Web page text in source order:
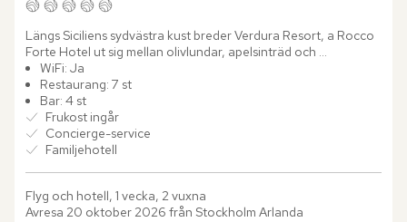
Längs Siciliens sydvästra kust breder Verdura Resort, a Rocco
Forte Hotel ut sig mellan olivlundar, apelsinträd och
Medelhavets djupblå vatten. Redan vid ankomsten känns
platsens...
WiFi: Ja
Restaurang: 7 st
Bar: 4 st
Frukost ingår
Concierge-service
Familjehotell
Flyg och hotell, 1 vecka, 2 vuxna
Avresa 20 oktober 2026 från Stockholm Arlanda